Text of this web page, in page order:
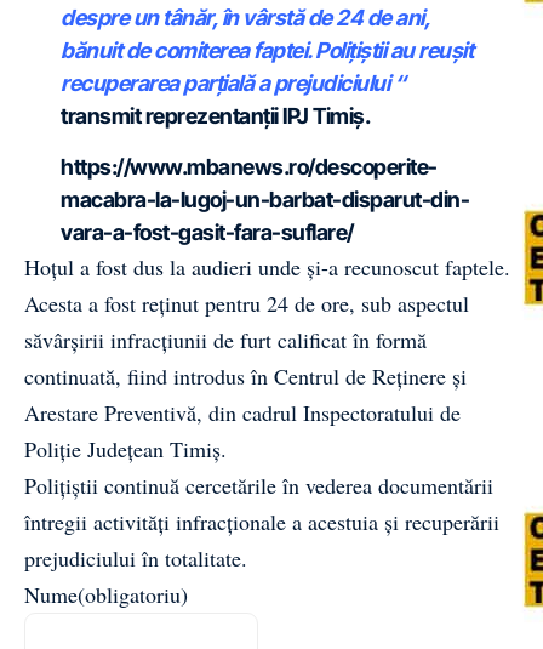
despre un tânăr, în vârstă de 24 de ani,
bănuit de comiterea faptei. Polițiștii au reușit
recuperarea parțială a prejudiciului “
transmit reprezentanții IPJ Timiș.
https://www.mbanews.ro/descoperite-
macabra-la-lugoj-un-barbat-disparut-din-
vara-a-fost-gasit-fara-suflare/
Hoțul a fost dus la audieri unde și-a recunoscut faptele.
Acesta a fost reținut pentru 24 de ore, sub aspectul
săvârșirii infracțiunii de furt calificat în formă
continuată, fiind introdus în Centrul de Reținere și
Arestare Preventivă, din cadrul Inspectoratului de
Poliție Județean Timiș.
Polițiștii continuă cercetările în vederea documentării
întregii activități infracționale a acestuia și recuperării
prejudiciului în totalitate.
Nume(obligatoriu)